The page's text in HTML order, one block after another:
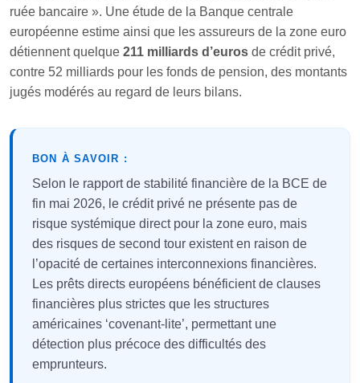
ruée bancaire ». Une étude de la Banque centrale
européenne estime ainsi que les assureurs de la zone euro
détiennent quelque 211 milliards d’euros de crédit privé,
contre 52 milliards pour les fonds de pension, des montants
jugés modérés au regard de leurs bilans.
BON À SAVOIR :
Selon le rapport de stabilité financière de la BCE de
fin mai 2026, le crédit privé ne présente pas de
risque systémique direct pour la zone euro, mais
des risques de second tour existent en raison de
l’opacité de certaines interconnexions financières.
Les prêts directs européens bénéficient de clauses
financières plus strictes que les structures
américaines ‘covenant‑lite’, permettant une
détection plus précoce des difficultés des
emprunteurs.